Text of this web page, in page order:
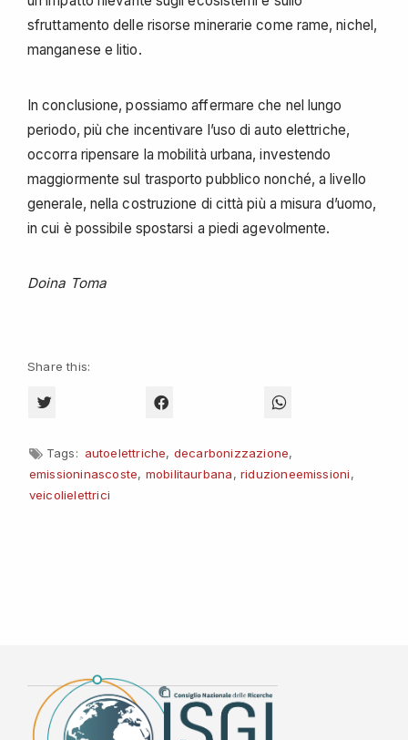
sfruttamento delle risorse minerarie come rame, nichel,
manganese e litio.
In conclusione, possiamo affermare che nel lungo
periodo, più che incentivare l’uso di auto elettriche,
occorra ripensare la mobilità urbana, investendo
maggiormente sul trasporto pubblico nonché, a livello
generale, nella costruzione di città più a misura d’uomo,
in cui è possibile spostarsi a piedi agevolmente.
Doina Toma
Share this:
CLICK TO SHARE ON TWITTER (OPENS IN NEW WINDOW)
CLICK TO SHARE ON FACEBOOK (OPENS
Tags: autoelettriche, decarbonizzazione,
emissioninascoste, mobilitaurbana, riduzioneemissioni,
veicolielettrici